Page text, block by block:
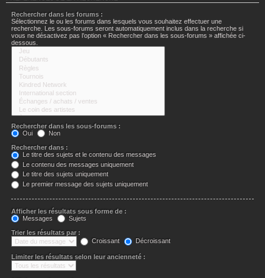
Rechercher dans les forums :
Sélectionnez le ou les forums dans lesquels vous souhaitez effectuer une
recherche. Les sous-forums seront automatiquement inclus dans la recherche si
vous ne désactivez pas l’option « Rechercher dans les sous-forums » affichée ci-
dessous.
Rechercher dans les sous-forums :
Oui
Non
Rechercher dans :
Le titre des sujets et le contenu des messages
Le contenu des messages uniquement
Le titre des sujets uniquement
Le premier message des sujets uniquement
Afficher les résultats sous forme de :
Messages
Sujets
Trier les résultats par :
Croissant
Décroissant
Limiter les résultats selon leur ancienneté :